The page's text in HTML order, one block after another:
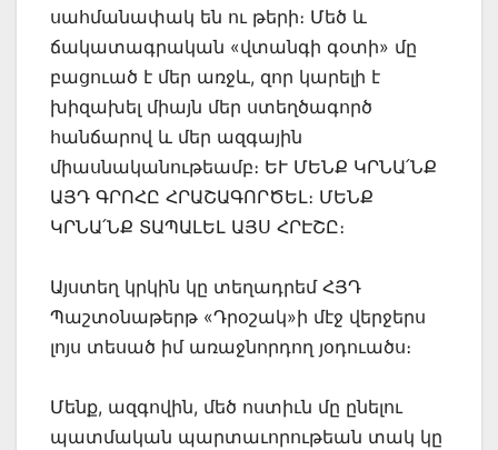
սահմանափակ են ու թերի։ Մեծ և
ճակատագրական «վտանգի գօտի» մը
բացուած է մեր առջև, զոր կարելի է
խիզախել միայն մեր ստեղծագործ
հանճարով և մեր ազգային
միասնականութեամբ։ ԵՒ ՄԵՆՔ ԿՐՆԱ՛ՆՔ
ԱՅԴ ԳՐՈՀԸ ՀՐԱՇԱԳՈՐԾԵԼ։ ՄԵՆՔ
ԿՐՆԱ՛ՆՔ ՏԱՊԱԼԵԼ ԱՅՍ ՀՐԷՇԸ։
Այստեղ կրկին կը տեղադրեմ ՀՅԴ
Պաշտօնաթերթ «Դրօշակ»ի մէջ վերջերս
լոյս տեսած իմ առաջնորդող յօդուածս։
Մենք, ազգովին, մեծ ոստիւն մը ընելու
պատմական պարտաւորութեան տակ կը